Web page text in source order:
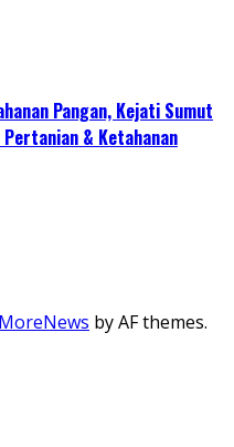
Pangan, Kejati Sumut
& Ketahanan
MoreNews by AF themes.